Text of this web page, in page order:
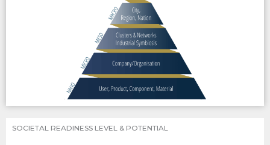
SOCIETAL READINESS LEVEL & POTENTIAL